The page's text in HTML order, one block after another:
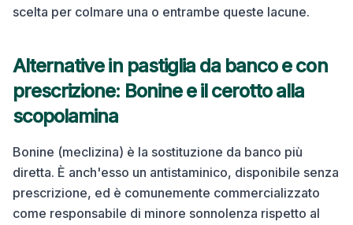
scelta per colmare una o entrambe queste lacune.
Alternative in pastiglia da banco e con
prescrizione: Bonine e il cerotto alla
scopolamina
Bonine (meclizina) è la sostituzione da banco più
diretta. È anch'esso un antistaminico, disponibile senza
prescrizione, ed è comunemente commercializzato
come responsabile di minore sonnolenza rispetto al